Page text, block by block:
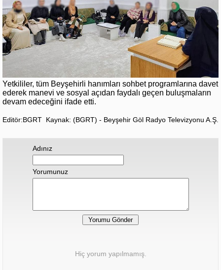
Yetkililer, tüm Beyşehirli hanımları sohbet programlarına davet
ederek manevi ve sosyal açıdan faydalı geçen buluşmaların
devam edeceğini ifade etti.
Editör:BGRT Kaynak: (BGRT) - Beyşehir Göl Radyo Televizyonu A.Ş.
Adınız
Yorumunuz
Hiç yorum yapılmamış.